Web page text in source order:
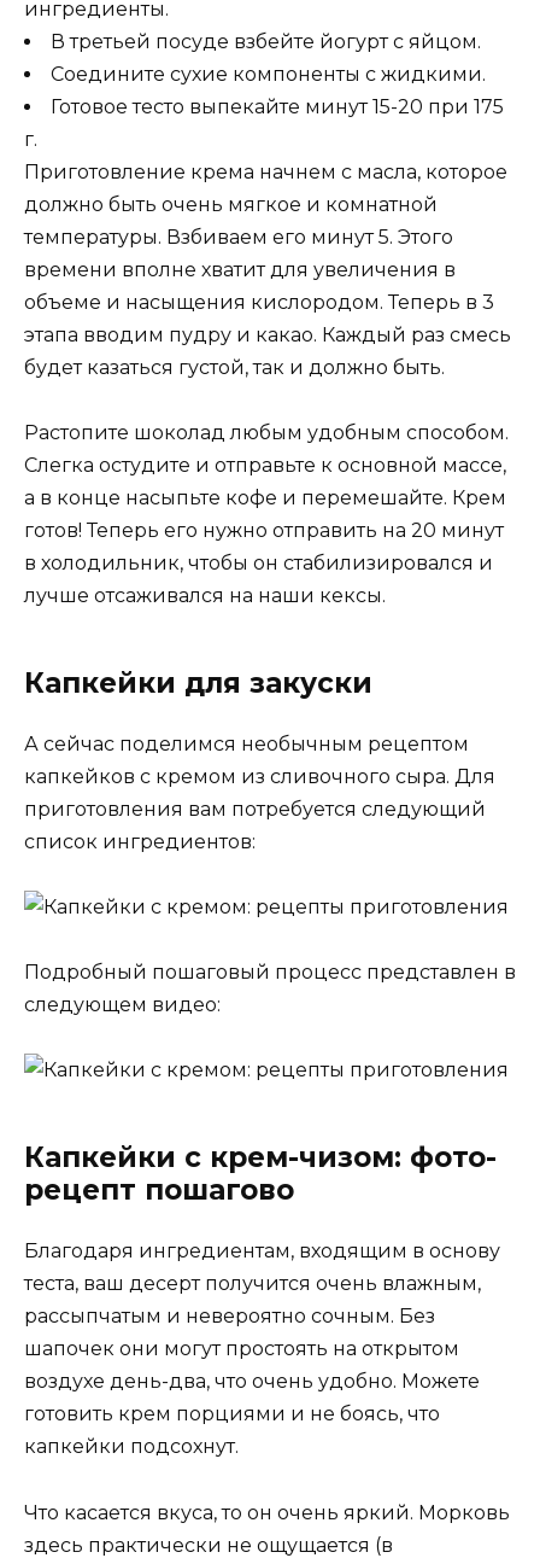
ингредиенты.
В третьей посуде взбейте йогурт с яйцом.
Соедините сухие компоненты с жидкими.
Готовое тесто выпекайте минут 15-20 при 175
г.
Приготовление крема начнем с масла, которое
должно быть очень мягкое и комнатной
температуры. Взбиваем его минут 5. Этого
времени вполне хватит для увеличения в
объеме и насыщения кислородом. Теперь в 3
этапа вводим пудру и какао. Каждый раз смесь
будет казаться густой, так и должно быть.
Растопите шоколад любым удобным способом.
Слегка остудите и отправьте к основной массе,
а в конце насыпьте кофе и перемешайте. Крем
готов! Теперь его нужно отправить на 20 минут
в холодильник, чтобы он стабилизировался и
лучше отсаживался на наши кексы.
Капкейки для закуски
А сейчас поделимся необычным рецептом
капкейков с кремом из сливочного сыра. Для
приготовления вам потребуется следующий
список ингредиентов:
Подробный пошаговый процесс представлен в
следующем видео:
Капкейки с крем-чизом: фото-
рецепт пошагово
Благодаря ингредиентам, входящим в основу
теста, ваш десерт получится очень влажным,
рассыпчатым и невероятно сочным. Без
шапочек они могут простоять на открытом
воздухе день-два, что очень удобно. Можете
готовить крем порциями и не боясь, что
капкейки подсохнут.
Что касается вкуса, то он очень яркий. Морковь
здесь практически не ощущается (в